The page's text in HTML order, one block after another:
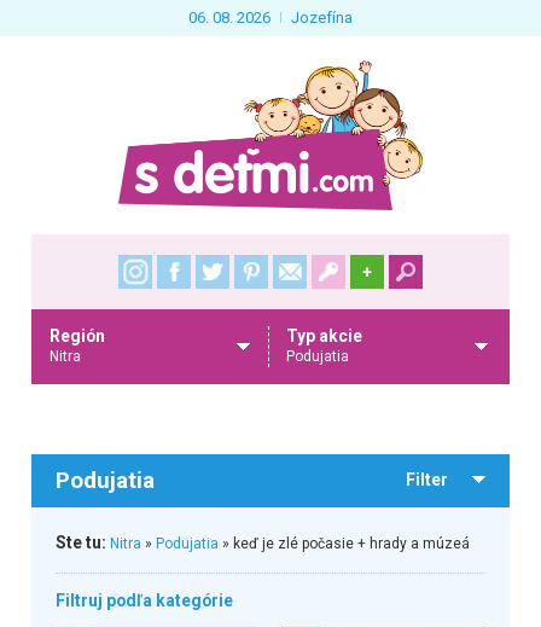
06. 08. 2026 Jozefína
+
Región
Nitra
Typ akcie
Podujatia
Podujatia Filter
Ste tu: Nitra » Podujatia » keď je zlé počasie + hrady a múzeá
Filtruj podľa kategórie